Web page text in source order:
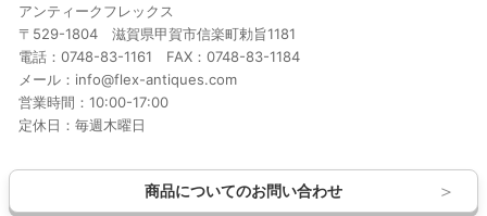
アンティークフレックス
〒529-1804 滋賀県甲賀市信楽町勅旨1181
電話：0748-83-1161 FAX：0748-83-1184
メール：info@flex-antiques.com
営業時間：10:00-17:00
定休日：毎週木曜日
商品についてのお問い合わせ